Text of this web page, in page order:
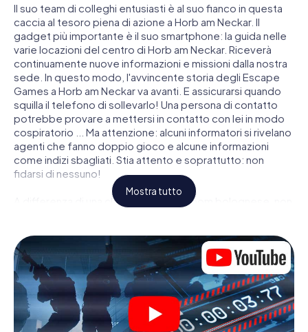
Il suo team di colleghi entusiasti è al suo fianco in questa
caccia al tesoro piena di azione a Horb am Neckar. Il
gadget più importante è il suo smartphone: la guida nelle
varie locazioni del centro di Horb am Neckar. Riceverà
continuamente nuove informazioni e missioni dalla nostra
sede. In questo modo, l'avvincente storia degli Escape
Games a Horb am Neckar va avanti. E assicurarsi quando
squilla il telefono di sollevarlo! Una persona di contatto
potrebbe provare a mettersi in contatto con lei in modo
cospiratorio ... Ma attenzione: alcuni informatori si rivelano
agenti che fanno doppio gioco e alcune informazioni
come indizi sbagliati. Stia attento e soprattutto: non
fidarsi di nessuno!
A differenza di una classica Escape Room bolognese, non
dichiara che tutta Horb am Neckar è il suo campo di gioco
personale! Il requisito tecnico per la sua avventura da
agente a Horb am Neckar é uno smartphone con accesso
a Internet mobile. Un clic le dà accesso alla nostra app
web. Non è necessario installare nulla per essere
trascinati nell'azione da video interattivi, minigiochi
complicati e molte altre funzionalità.
Mostra tutto